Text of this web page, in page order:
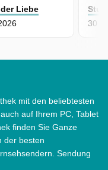
Liebe
30
mit den beliebtesten
auf Ihrem PC, Tablet
finden Sie Ganze
der besten
Sendung